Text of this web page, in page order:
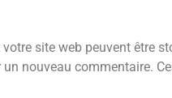
site web peuvent être
nouveau commentaire.